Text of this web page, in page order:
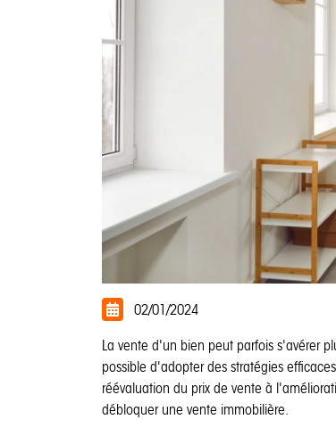
02/01/2024
La vente d'un bien peut parfois s'avérer
possible d'adopter des stratégies
réévaluation du prix de vente à
débloquer une vente immobilière.